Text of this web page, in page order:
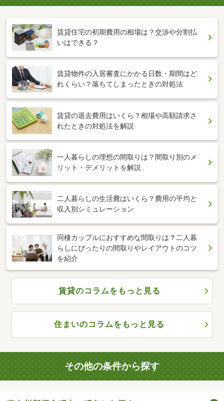
賃貸住宅の初期費用の相場は？交渉や分割払
いはできる？
賃貸物件の入居審査にかかる日数・期間はど
れくらい？落ちてしまったときの対処法
賃貸の退去費用はいくら？相場や高額請求さ
れたときの対処法を解説
一人暮らしの理想の間取りは？間取り別のメ
リット・デメリットを解説
二人暮らしの生活費はいくら？費用の平均と
収入別シミュレーション
同棲カップルにおすすめな間取りは？二人暮
らしにぴったりの間取りやレイアウトのコツ
を紹介
賃貸のコラムをもっと見る
住まいのコラムをもっと見る
その他の条件から探す